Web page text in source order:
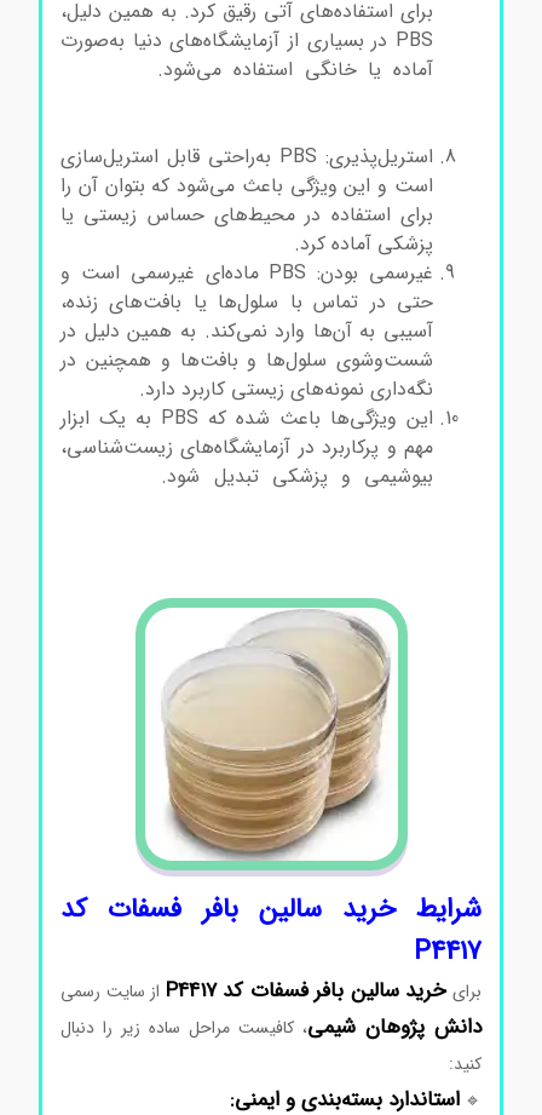
برای استفاده‌های آتی رقیق کرد. به همین دلیل،
PBS در بسیاری از آزمایشگاه‌های دنیا به‌صورت
آماده یا خانگی استفاده می‌شود.سالین بافر
استریل‌پذیری: PBS به‌راحتی قابل استریل‌سازی
است و این ویژگی باعث می‌شود که بتوان آن را
برای استفاده در محیط‌های حساس زیستی یا
پزشکی آماده کرد.
غیرسمی بودن: PBS ماده‌ای غیرسمی است و
حتی در تماس با سلول‌ها یا بافت‌های زنده،
آسیبی به آن‌ها وارد نمی‌کند. به همین دلیل در
شست‌وشوی سلول‌ها و بافت‌ها و همچنین در
نگه‌داری نمونه‌های زیستی کاربرد دارد.
این ویژگی‌ها باعث شده که PBS به یک ابزار
مهم و پرکاربرد در آزمایشگاه‌های زیست‌شناسی،
بیوشیمی و پزشکی تبدیل شود.سالین بافر
شرایطخرید سالین بافر فسفات کد
P4417
برایخرید سالین بافر فسفات کد P4417 ازسایترسمی
دانش‌ پژوهانشیمی،کافیستمراحلسادهزیررا دنبال
کنید:
استانداردبسته‌بندیوایمنی: